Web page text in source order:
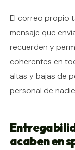
El correo propio
mensaje que
recuerden y
coherentes en
altas y bajas de
personal de
acaben en